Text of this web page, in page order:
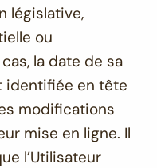
législative,
ou
la date de sa
identifiée en tête
modifications
mise en ligne. Il
l’Utilisateur